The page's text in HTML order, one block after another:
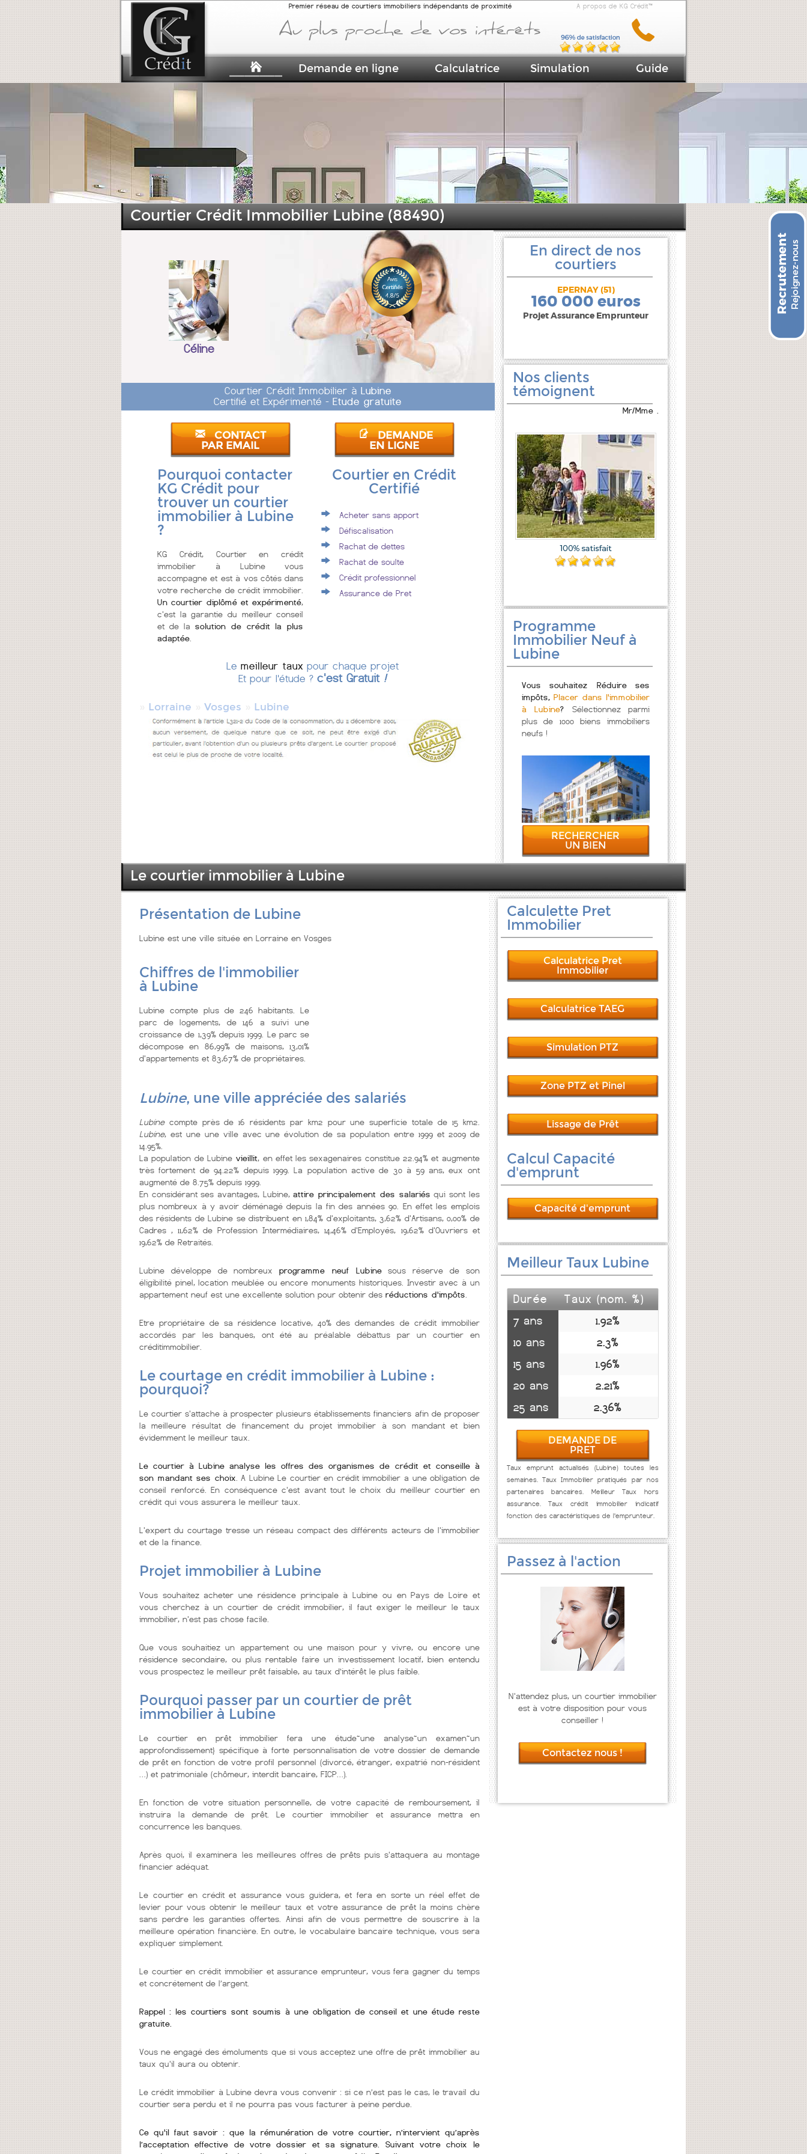
Courtier Crédit Immobilier Lubine (88490)
Céline
Courtier Crédit Immobilier à Lubine
Certifié et Expérimenté -Etude gratuite
CONTACT
PAR EMAIL
DEMANDE
EN LIGNE
Pourquoi contacter
KG Crédit pour
trouver un courtier
immobilier à Lubine
?
KG Crédit, Courtier en crédit
immobilier à Lubine vous
accompagne et est à vos côtés dans
votre recherche de crédit immobilier.
Un courtier diplômé et expérimenté,
c'est la garantie du meilleur conseil
et de la solution de crédit la plus
adaptée
Courtier en Crédit
Certifié
Acheter sans apport
Défiscalisation
Rachat de dettes
Rachat de soulte
Crédit professionnel
Assurance de Pret
Le meilleur taux pour chaque projet
Et pour l'étude ?c'est Gratuit !
Lorraine Vosges Lubine
En direct de nos
courtiers
150 000 euros
EPERNAY (51)
160 000 euros
Projet Assurance Emprunteur
240 000 euros
Nos clients
témoignent
Mr/Mme .
Programme
Immobilier Neuf à
Lubine
Vous souhaitez Réduire ses
impôts,Placer dans l'immobilier
à Lubine? Sélectionnez parmi
plus de 1000 biens immobiliers
neufs !
RECHERCHER
UN BIEN
Le courtier immobilier à Lubine
Présentation de Lubine
Lubine est une ville située en Lorraine en Vosges
Chiffres de l'immobilier
à Lubine
Lubine compte plus de 246 habitants. Le
parc de logements, de 146 a suivi une
croissance de 1,39% depuis 1999. Le parc se
décompose en 86,99% de maisons, 13,01%
d'appartements et 83,67% de propriétaires.
Lubine, une ville appréciée des salariés
Lubinecompte près de 16 résidents par km2 pour une superficie totale de 15 km2.
Lubine, est une une ville avec une évolution de sa population entre 1999 et 2009 de
14.95%.
La population de Lubinevieillit, en effet les sexagenaires constitue 22.94% et augmente
très fortement de 94.22% depuis 1999. La population active de 30 à 59 ans, eux ont
augmenté de 8.75% depuis 1999.
En considérant ses avantages, Lubine,attire principalement des salariés qui sont les
plus nombreux à y avoir déménagé depuis la fin des années 90. En effet les emplois
des résidents de Lubine se distribuent en 1,84% d'exploitants, 3,62% d'Artisans, 0,00% de
Cadres , 11,62% de Profession Intermédiaires, 14,46% d'Employés, 19,62% d'Ouvriers et
19,62% de Retraités.
Lubine développe de nombreuxprogramme neuf Lubinesous réserve de son
éligibilité pinel, location meublée ou encore monuments historiques. Investir avec à un
appartement neuf est une excellente solution pour obtenir des réductions d'impôts
Etre propriétaire de sa résidence locative, 40% des demandes de crédit immobilier
accordés par les banques, ont été au préalable débattus par un courtier en
créditimmobilier.
Le courtage en crédit immobilier à Lubine :
pourquoi?
Le courtier s'attache à prospecter plusieurs établissements financiers afin de proposer
la meilleure résultat de financement du projet immobilier à son mandant et bien
évidemment le meilleur taux.
Le courtier à Lubine analyse les offres des organismes de crédit et conseille à
son mandant ses choix . A Lubine Le courtier en crédit immobilier a une obligation de
conseil renforcé. En conséquence c'est avant tout le choix du meilleur courtier en
crédit qui vous assurera le meilleur taux.
L'expert du courtage tresse un réseau compact des différents acteurs de l'immobilier
et de la finance.
Projet immobilier à Lubine
Vous souhaitez acheter une résidence principale à Lubine ou en Pays de Loire et
vous cherchez à un courtier de crédit immobilier, il faut exiger le meilleur le taux
immobilier, n'est pas chose facile.
Que vous souhaitiez un appartement ou une maison pour y vivre, ou encore une
résidence secondaire, ou plus rentable faire un investissement locatif, bien entendu
vous prospectez le meilleur prêt faisable, au taux d’intérêt le plus faible.
Pourquoi passer par un courtier de prêt
immobilier à Lubine
Le courtier en prêt immobilier fera une étude~une analyse~un examen~un
approfondissement} spécifique à forte personnalisation de votre dossier de demande
de prêt en fonction de votre profil personnel (divorcé, étranger, expatrié non-résident
…) et patrimoniale (chômeur, interdit bancaire, FICP…).
En fonction de votre situation personnelle, de votre capacité de remboursement, il
instruira la demande de prêt. Le courtier immobilier et assurance mettra en
concurrence les banques.
Après quoi, il examinera les meilleures offres de prêts puis s'attaquera au montage
financier adéquat.
Le courtier en crédit et assurance vous guidera, et fera en sorte un réel effet de
levier pour vous obtenir le meilleur taux et votre assurance de prêt la moins chère
sans perdre les garanties offertes. Ainsi afin de vous permettre de souscrire à la
meilleure opération financière. En outre, le vocabulaire bancaire technique, vous sera
expliquer simplement.
Le courtier en crédit immobilier et assurance emprunteur, vous fera gagner du temps
et concrétement de l’argent.
Rappel : les courtiers sont soumis à une obligation de conseil et une étude reste
gratuite.
Vous ne engagé des émoluments que si vous acceptez une offre de prêt immobilier au
taux qu'il aura ou obtenir.
Le crédit immobilier à Lubine devra vous convenir : si ce n’est pas le cas, le travail du
courtier sera perdu et il ne pourra pas vous facturer à peine perdue.
Ce qu'il faut savoir : que la rémunération de votre courtier, n’intervient qu’après
l’acceptation effective de votre dossier et sa signature. Suivant votre choix le
Calculette Pret
Immobilier
Calculatrice Pret
Immobilier
Calculatrice TAEG
Simulation PTZ
Zone PTZ et Pinel
Lissage de Prêt
Calcul Capacité
d'emprunt
Capacité d'emprunt
Meilleur Taux Lubine
Durée
Taux (nom. %)
7 ans
1.92%
10 ans
2.3%
15 ans
1.96%
20 ans
2.21%
25 ans
2.36%
DEMANDE DE
PRET
Taux emprunt actualisés (Lubine) toutes les
semaines. Taux Immobilier pratiqués par nos
partenaires bancaires. Meilleur Taux hors
assurance. Taux crédit immobilier indicatif
fonction des caractéristiques de l'emprunteur.
Passez à l'action
N'attendez plus, un courtier immobilier
est à votre disposition pour vous
conseiller !
Contactez nous !
Premier réseau de courtiers immobiliers indépendants de proximité A propos de KG Crédit™
Demande en ligne Calculatrice Simulation Guide